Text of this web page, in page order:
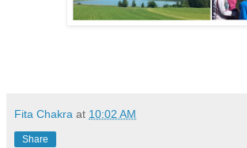
Fita Chakra at 10:02 AM
Share